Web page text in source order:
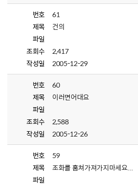
번호
61
제목
건의
파일
조회수
2,417
작성일
2005-12-29
번호
60
제목
이러면어대요
파일
조회수
2,588
작성일
2005-12-26
번호
59
제목
조화를 훔쳐가져가지마세요...
파일